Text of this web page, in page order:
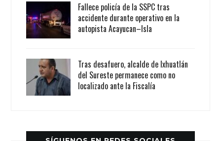
Fallece policía de la SSPC tras
accidente durante operativo en la
autopista Acayucan–Isla
Tras desafuero, alcalde de Ixhuatlán
del Sureste permanece como no
localizado ante la Fiscalía